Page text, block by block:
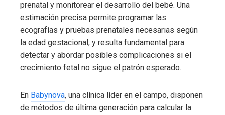
prenatal y monitorear el desarrollo del bebé. Una
estimación precisa permite programar las
ecografías y pruebas prenatales necesarias según
la edad gestacional, y resulta fundamental para
detectar y abordar posibles complicaciones si el
crecimiento fetal no sigue el patrón esperado.
En Babynova, una clínica líder en el campo, disponen
de métodos de última generación para calcular la